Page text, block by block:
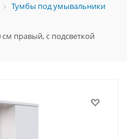
Тумбы под умывальники
правый, с подсветкой